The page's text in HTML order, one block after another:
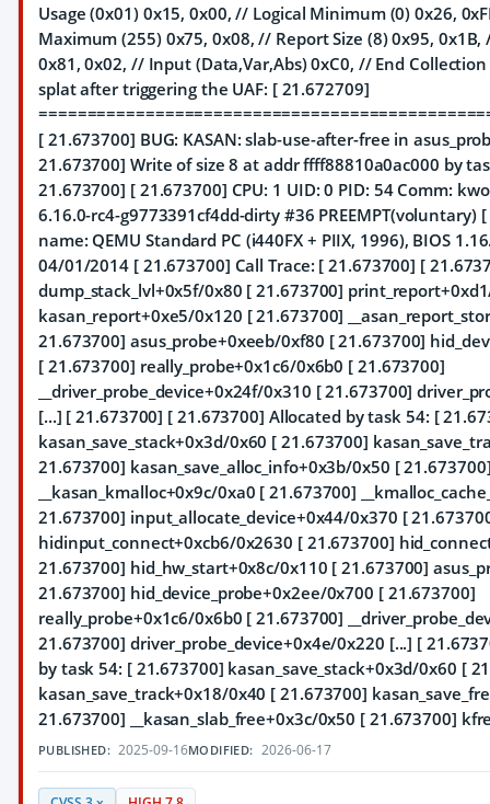
Usage (0x01) 0x15, 0x00, // Logical Minimum (0) 0x26,
Maximum (255) 0x75, 0x08, // Report Size (8) 0x95,
0x81, 0x02, // Input (Data,Var,Abs) 0xC0, // End
splat after triggering the UAF: [ 21.672709]
[ 21.673700] BUG: KASAN: slab-use-after-free in
21.673700] Write of size 8 at addr ffff88810a0ac000 by
21.673700] [ 21.673700] CPU: 1 UID: 0 PID: 54 Comm:
6.16.0-rc4-g9773391cf4dd-dirty #36 PREEMPT(voluntary)
name: QEMU Standard PC (i440FX + PIIX, 1996), BIOS
04/01/2014 [ 21.673700] Call Trace: [ 21.673700] [
dump_stack_lvl+0x5f/0x80 [ 21.673700]
kasan_report+0xe5/0x120 [ 21.673700]
21.673700] asus_probe+0xeeb/0xf80 [ 21.673700]
[ 21.673700] really_probe+0x1c6/0x6b0 [ 21.673700]
__driver_probe_device+0x24f/0x310 [ 21.673700]
[...] [ 21.673700] [ 21.673700] Allocated by task 54: [
kasan_save_stack+0x3d/0x60 [ 21.673700]
21.673700] kasan_save_alloc_info+0x3b/0x50 [
__kasan_kmalloc+0x9c/0xa0 [ 21.673700]
21.673700] input_allocate_device+0x44/0x370 [
hidinput_connect+0xcb6/0x2630 [ 21.673700]
21.673700] hid_hw_start+0x8c/0x110 [ 21.673700]
21.673700] hid_device_probe+0x2ee/0x700 [ 21.673700]
really_probe+0x1c6/0x6b0 [ 21.673700]
21.673700] driver_probe_device+0x4e/0x220 [...] [
by task 54: [ 21.673700] kasan_save_stack+0x3d/0x60 [
kasan_save_track+0x18/0x40 [ 21.673700]
21.673700] __kasan_slab_free+0x3c/0x50 [ 21.673700]
PUBLISHED: 2025-09-16MODIFIED: 2026-06-17